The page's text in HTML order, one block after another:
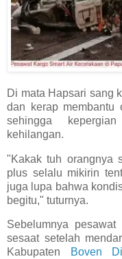
Di mata Hapsari sang
dan kerap membantu
sehingga
kehilangan.
"Kakak tuh orangnya
plus selalu mikirin
juga lupa bahwa
begitu," tuturnya.
Sebelumnya
sesaat setelah
Kabupaten
Boven